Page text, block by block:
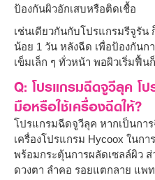
ป้องกันผิวอักเสบหรือติดเชื้อ
เช่นเดียวกันกับโปรแกรมรีจูรัน
น้อย 1 วัน หลังฉีด เพื่อป้องกันก
เข็มเล็ก ๆ ทั่วหน้า พอผิวเริ่มฟื้
Q: โปรแกรมฉีดจูวีลุค โ
มือหรือใช้เครื่องฉีดให้?
โปรแกรมฉีดจูวีลุค หากเป็นกา
เครื่องโปรแกรม Hycoox ในก
พร้อมกระตุ้นการผลัดเซลล์ผิว
ดวงตา ลำคอ รอยแตกลาย แพ